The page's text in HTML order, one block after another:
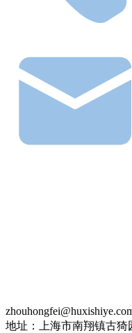
地址：上海市南翔镇古猗